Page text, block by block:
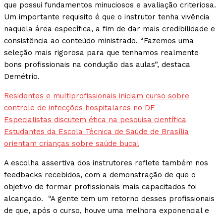
que possui fundamentos minuciosos e avaliação criteriosa.
Um importante requisito é que o instrutor tenha vivência
naquela área específica, a fim de dar mais credibilidade e
consistência ao conteúdo ministrado. “Fazemos uma
seleção mais rigorosa para que tenhamos realmente
bons profissionais na condução das aulas”, destaca
Demétrio.
Residentes e multiprofissionais iniciam curso sobre
controle de infecções hospitalares no DF
Especialistas discutem ética na pesquisa científica
Estudantes da Escola Técnica de Saúde de Brasília
orientam crianças sobre saúde bucal
A escolha assertiva dos instrutores reflete também nos
feedbacks recebidos, com a demonstração de que o
objetivo de formar profissionais mais capacitados foi
alcançado. “A gente tem um retorno desses profissionais
de que, após o curso, houve uma melhora exponencial e